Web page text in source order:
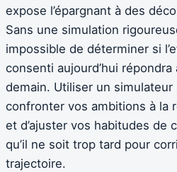
expose l’épargnant à des
Sans une simulation
impossible de déterminer si
consenti aujourd’hui
demain. Utiliser un simulateur
confronter vos ambitions à la
et d’ajuster vos habitudes de
qu’il ne soit trop tard pour
trajectoire.